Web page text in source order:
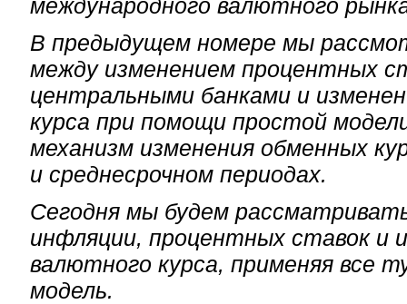
международного валютного
В предыдущем номере мы
между изменением процентных
центральными банками и
курса при помощи простой
механизм изменения обменных
и среднесрочном периодах.
Сегодня мы будем
инфляции, процентных ставок и
валютного курса, применяя все
модель.